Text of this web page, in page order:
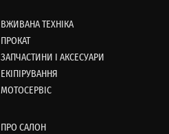
ВЖИВАНА ТЕХНІКА
ПРОКАТ
ЗАПЧАСТИНИ І АКСЕСУАРИ
ЕКІПІРУВАННЯ
МОТОСЕРВІС
ПРО САЛОН